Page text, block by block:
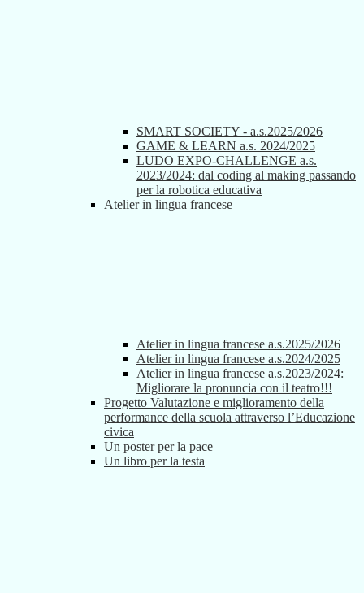
SMART SOCIETY - a.s.2025/2026
GAME & LEARN a.s. 2024/2025
LUDO EXPO-CHALLENGE a.s.
2023/2024: dal coding al making passando
per la robotica educativa
Atelier in lingua francese
Atelier in lingua francese a.s.2025/2026
Atelier in lingua francese a.s.2024/2025
Atelier in lingua francese a.s.2023/2024:
Migliorare la pronuncia con il teatro!!!
Progetto Valutazione e miglioramento della
performance della scuola attraverso l’Educazione
civica
Un poster per la pace
Un libro per la testa